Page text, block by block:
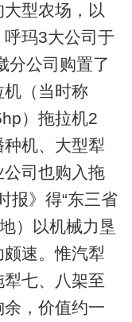
型农场，以
玛3大公司于
分公司购置了
（当时称
）拖拉机2
机、大型犁
司也购入拖
报》得“东三省
）以机械力垦
速。惟汽犁
七、八架至
，价值约一